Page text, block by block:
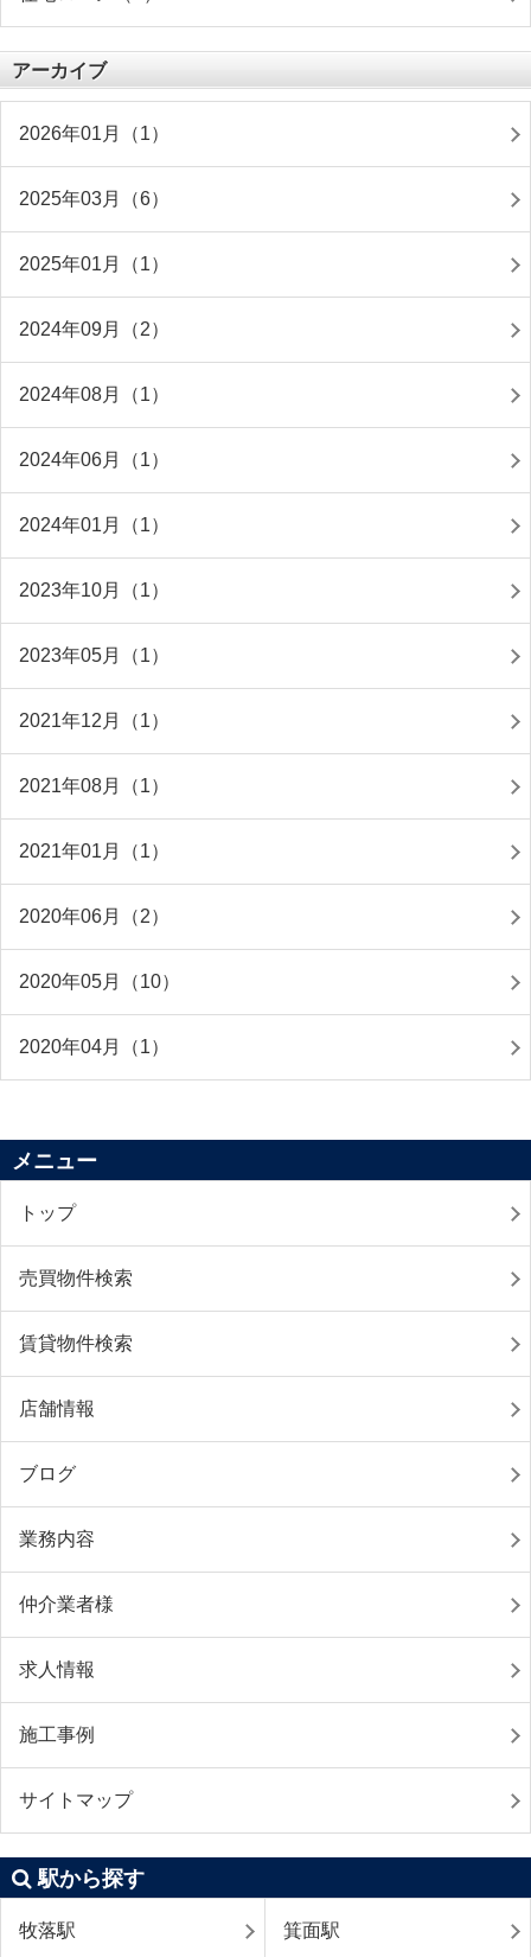
アーカイブ
2026年01月（1）
2025年03月（6）
2025年01月（1）
2024年09月（2）
2024年08月（1）
2024年06月（1）
2024年01月（1）
2023年10月（1）
2023年05月（1）
2021年12月（1）
2021年08月（1）
2021年01月（1）
2020年06月（2）
2020年05月（10）
2020年04月（1）
メニュー
トップ
売買物件検索
賃貸物件検索
店舗情報
ブログ
業務内容
仲介業者様
求人情報
施工事例
サイトマップ
駅から探す
牧落駅 箕面駅